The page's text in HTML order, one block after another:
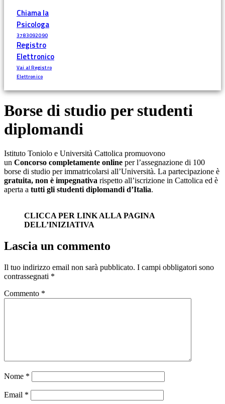
Chiama la
Psicologa
3783092090
Registro
Elettronico
Vai al Registro
Elettronico
Borse di studio per studenti
diplomandi
Istituto Toniolo e Università Cattolica promuovono
un Concorso completamente online per l’assegnazione di 100
borse di studio per immatricolarsi all’Università. La partecipazione è
gratuita, non è impegnativa rispetto all’iscrizione in Cattolica ed è
aperta a tutti gli studenti diplomandi d’Italia.
CLICCA PER LINK ALLA PAGINA
DELL’INIZIATIVA
Lascia un commento
Il tuo indirizzo email non sarà pubblicato. I campi obbligatori sono
contrassegnati *
Commento *
Nome *
Email *